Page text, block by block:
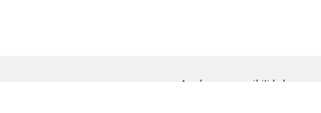
Ayuda para accesibilidad